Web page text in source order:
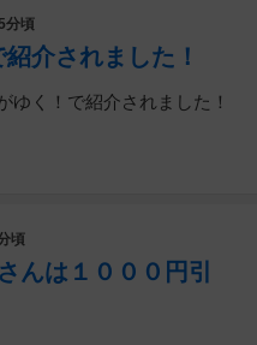
分頃
介されました！
ゆく！で紹介されました！
頃
は１０００円引